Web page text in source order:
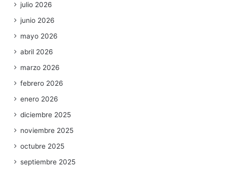
julio 2026
junio 2026
mayo 2026
abril 2026
marzo 2026
febrero 2026
enero 2026
diciembre 2025
noviembre 2025
octubre 2025
septiembre 2025